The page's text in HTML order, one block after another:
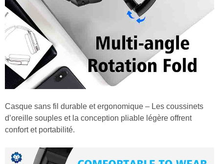
Casque sans fil durable et ergonomique – Les coussinets
d’oreille souples et la conception pliable légère offrent
confort et portabilité.